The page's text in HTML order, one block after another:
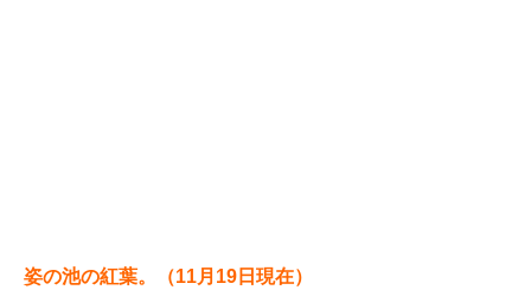
姿の池の紅葉。（11月19日現在）